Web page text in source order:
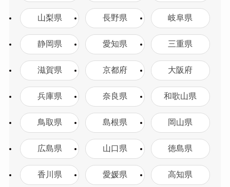
山梨県 長野県 岐阜県
静岡県 愛知県 三重県
滋賀県 京都府 大阪府
兵庫県 奈良県 和歌山県
鳥取県 島根県 岡山県
広島県 山口県 徳島県
香川県 愛媛県 高知県